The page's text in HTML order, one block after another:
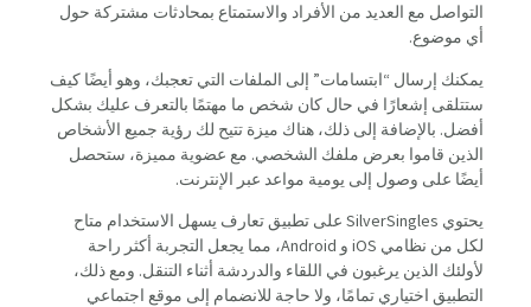
التواصل مع العديد من الأفراد والاستمتاع بمحادثات مشتركة حول
أي موضوع.
يمكنك إرسال “ابتسامات” إلى الملفات التي تعجبك، وهو أيضًا كيف
ستتلقى إشعارًا في حال كان شخص ما مهتمًا بالتعرف عليك بشكل
أفضل. بالإضافة إلى ذلك، هناك ميزة تتيح لك رؤية جميع الأشخاص
الذين قاموا بعرض ملفك الشخصي. مع عضوية مميزة، ستحصل
أيضًا على وصول إلى يومية مواعد عبر الإنترنت.
يحتوي SilverSingles على تطبيق تعارف يسهل الاستخدام متاح
لكل من نظامي iOS و Android، مما يجعل التجربة أكثر راحة
لأولئك الذين يرغبون في اللقاء والدردشة أثناء التنقل. ومع ذلك،
التطبيق اختياري تمامًا، ولا حاجة للانضمام إلى موقع اجتماعي